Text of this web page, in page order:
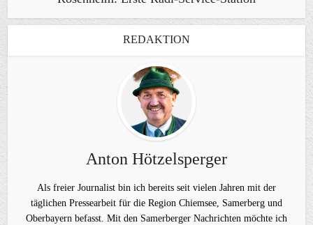
REDAKTION
Anton Hötzelsperger
Als freier Journalist bin ich bereits seit vielen Jahren mit der
täglichen Pressearbeit für die Region Chiemsee, Samerberg und
Oberbayern befasst. Mit den Samerberger Nachrichten möchte ich